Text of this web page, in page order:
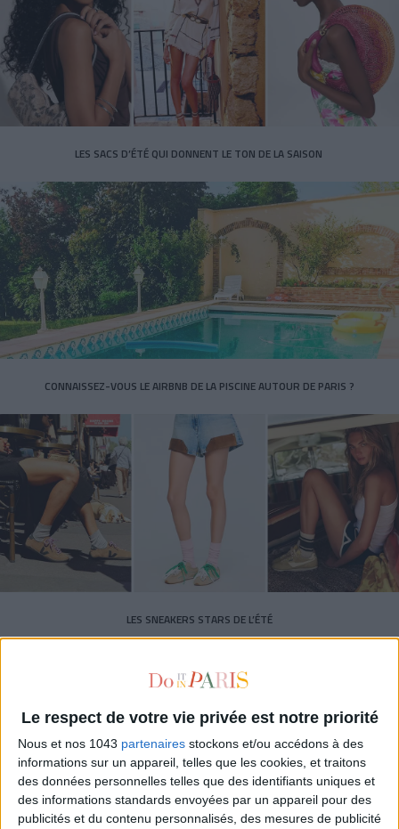
Le respect de votre vie privée est notre priorité
Nous et nos 1043 partenaires stockons et/ou accédons à des
informations sur un appareil, telles que les cookies, et traitons
des données personnelles telles que des identifiants uniques et
des informations standards envoyées par un appareil pour des
publicités et du contenu personnalisés, des mesures de publicité
LES SACS D’ÉTÉ QUI DONNENT LE TON DE LA SAISON
CONNAISSEZ-VOUS LE AIRBNB DE LA PISCINE AUTOUR DE PARIS ?
LES SNEAKERS STARS DE L’ÉTÉ
Inscrivez-vous à notre newsletter